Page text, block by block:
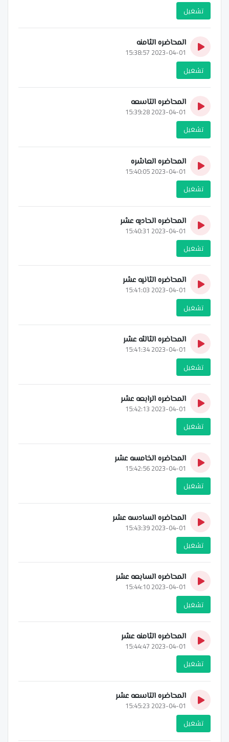
تشغيل
المحاضره الثامنه
2023-04-01 15:38:57
تشغيل
المحاضره التاسعه
2023-04-01 15:39:28
تشغيل
المحاضره العاشره
2023-04-01 15:40:05
تشغيل
المحاضره الحاديه عشر
2023-04-01 15:40:31
تشغيل
المحاضره الثانيه عشر
2023-04-01 15:41:03
تشغيل
المحاضره الثالثه عشر
2023-04-01 15:41:34
تشغيل
المحاضره الرابعه عشر
2023-04-01 15:42:13
تشغيل
المحاضره الخامسه عشر
2023-04-01 15:42:56
تشغيل
المحاضره السادسه عشر
2023-04-01 15:43:39
تشغيل
المحاضره السابعه عشر
2023-04-01 15:44:10
تشغيل
المحاضره الثامنه عشر
2023-04-01 15:44:47
تشغيل
المحاضره التاسعه عشر
2023-04-01 15:45:23
تشغيل